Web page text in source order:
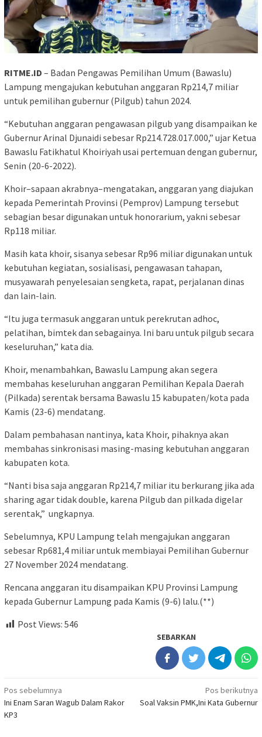
RITME.ID – Badan Pengawas Pemilihan Umum (Bawaslu)
Lampung mengajukan kebutuhan anggaran Rp214,7 miliar
untuk pemilihan gubernur (Pilgub) tahun 2024.
“Kebutuhan anggaran pengawasan pilgub yang disampaikan ke
Gubernur Arinal Djunaidi sebesar Rp214.728.017.000,” ujar Ketua
Bawaslu Fatikhatul Khoiriyah usai pertemuan dengan gubernur,
Senin (20-6-2022).
Khoir–sapaan akrabnya–mengatakan, anggaran yang diajukan
kepada Pemerintah Provinsi (Pemprov) Lampung tersebut
sebagian besar digunakan untuk honorarium, yakni sebesar
Rp118 miliar.
Masih kata khoir, sisanya sebesar Rp96 miliar digunakan untuk
kebutuhan kegiatan, sosialisasi, pengawasan tahapan,
musyawarah penyelesaian sengketa, rapat, perjalanan dinas
dan lain-lain.
“Itu juga termasuk anggaran untuk perekrutan adhoc,
pelatihan, bimtek dan sebagainya. Ini baru untuk pilgub secara
keseluruhan,” kata dia.
Khoir, menambahkan, Bawaslu Lampung akan segera
membahas keseluruhan anggaran Pemilihan Kepala Daerah
(Pilkada) serentak bersama Bawaslu 15 kabupaten/kota pada
Kamis (23-6) mendatang.
Dalam pembahasan nantinya, kata Khoir, pihaknya akan
membahas sinkronisasi masing-masing kebutuhan anggaran
kabupaten kota.
“Nanti bisa saja anggaran Rp214,7 miliar itu berkurang jika ada
sharing agar tidak double, karena Pilgub dan pilkada digelar
serentak,” ungkapnya.
Sebelumnya, KPU Lampung telah mengajukan anggaran
sebesar Rp681,4 miliar untuk membiayai Pemilihan Gubernur
27 November 2024 mendatang.
Rencana anggaran itu disampaikan KPU Provinsi Lampung
kepada Gubernur Lampung pada Kamis (9-6) lalu.(**)
Post Views: 546
SEBARKAN
Navigasi
pos
Pos sebelumnya
Ini Enam Saran Wagub Dalam Rakor
KP3
Pos berikutnya
Soal Vaksin PMK,Ini Kata Gubernur